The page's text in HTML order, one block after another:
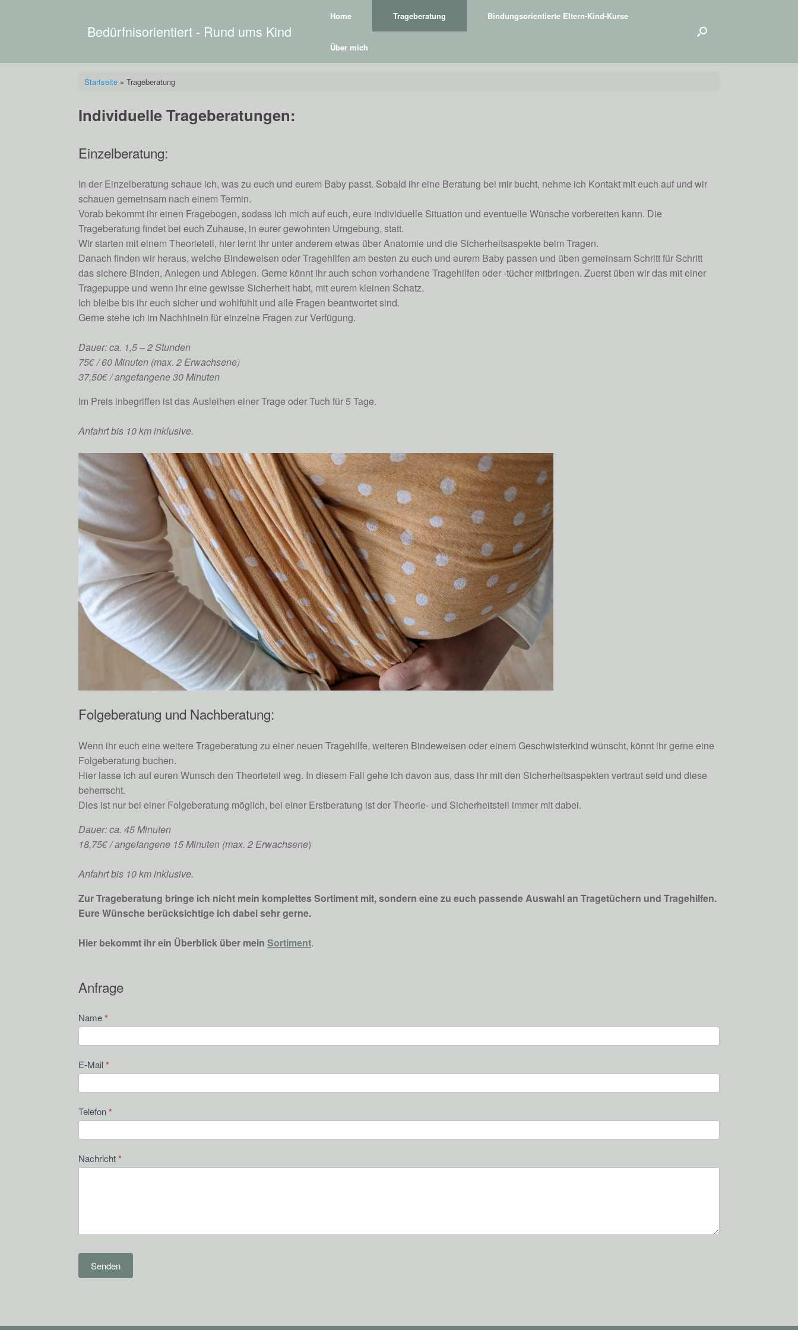
Bedürfnisorientiert - Rund ums Kind
Home Trageberatung Bindungsorientierte Eltern-Kind-Kurse
Über mich
Startseite» Trageberatung
Individuelle Trageberatungen:
Einzelberatung:
In der Einzelberatung schaue ich, was zu euch und eurem Baby passt. Sobald ihr eine Beratung bei mir bucht, nehme ich Kontakt mit euch auf und wir
schauen gemeinsam nach einem Termin.
Vorab bekommt ihr einen Fragebogen, sodass ich mich auf euch, eure individuelle Situation und eventuelle Wünsche vorbereiten kann. Die
Trageberatung findet bei euch Zuhause, in eurer gewohnten Umgebung, statt.
Wir starten mit einem Theorieteil, hier lernt ihr unter anderem etwas über Anatomie und die Sicherheitsaspekte beim Tragen.
Danach finden wir heraus, welche Bindeweisen oder Tragehilfen am besten zu euch und eurem Baby passen und üben gemeinsam Schritt für Schritt
das sichere Binden, Anlegen und Ablegen. Gerne könnt ihr auch schon vorhandene Tragehilfen oder -tücher mitbringen. Zuerst üben wir das mit einer
Tragepuppe und wenn ihr eine gewisse Sicherheit habt, mit eurem kleinen Schatz.
Ich bleibe bis ihr euch sicher und wohlfühlt und alle Fragen beantwortet sind.
Gerne stehe ich im Nachhinein für einzelne Fragen zur Verfügung.
Dauer: ca. 1,5 – 2 Stunden
75€/ 60 Minuten (max. 2 Erwachsene)
37,50€ / angefangene 30 Minuten
Im Preis inbegriffen ist das Ausleihen einer Trage oder Tuch für 5 Tage.
Anfahrt bis 10 km inklusive.
Folgeberatung und Nachberatung:
Wenn ihr euch eine weitere Trageberatung zu einer neuen Tragehilfe, weiteren Bindeweisen oder einem Geschwisterkind wünscht, könnt ihr gerne eine
Folgeberatung buchen.
Hier lasse ich auf euren Wunsch den Theorieteil weg. In diesem Fall gehe ich davon aus, dass ihr mit den Sicherheitsaspekten vertraut seid und diese
beherrscht.
Dies ist nur bei einer Folgeberatung möglich, bei einer Erstberatung ist der Theorie- und Sicherheitsteil immer mit dabei.
Dauer: ca. 45 Minuten
18,75€ / angefangene 15 Minuten (max. 2 Erwachsene)
Anfahrt bis 10 km inklusive.
Zur Trageberatung bringe ich nicht mein komplettes Sortiment mit, sondern eine zu euch passende Auswahl an Tragetüchern und Tragehilfen.
Eure Wünsche berücksichtige ich dabei sehr gerne.
Hier bekommt ihr ein Überblick über mein Sortiment.
Anfrage
Kontakt
Name*
E-Mail*
Telefon*
Nachricht*
Senden